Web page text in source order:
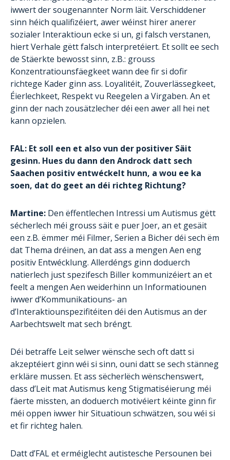
iwwert der sougenannter Norm läit. Verschiddener
sinn héich qualifizéiert, awer wéinst hirer anerer
sozialer Interaktioun ecke si un, gi falsch verstanen,
hiert Verhale gëtt falsch interpretéiert. Et sollt ee sech
de Stäerkte bewosst sinn, z.B.: grouss
Konzentratiounsfäegkeet wann dee fir si dofir
richtege Kader ginn ass. Loyalitéit, Zouverlässegkeet,
Éierlechkeet, Respekt vu Reegelen a Virgaben. An et
ginn der nach zousätzlecher déi een awer all hei net
kann opzielen.
FAL: Et soll een et also vun der positiver Säit
gesinn. Hues du dann den Androck datt sech
Saachen positiv entwéckelt hunn, a wou ee ka
soen, dat do geet an déi richteg Richtung?
Martine: Den ëffentlechen Intressi um Autismus gëtt
sécherlech méi grouss säit e puer Joer, an et gesäit
een z.B. ëmmer méi Filmer, Serien a Bicher déi sech ëm
dat Thema dréinen, an dat ass a mengen Aen eng
positiv Entwécklung. Allerdéngs ginn doduerch
natierlech just spezifesch Biller kommunizéiert an et
feelt a mengen Aen weiderhinn un Informatiounen
iwwer d’Kommunikatiouns- an
d’Interaktiounspezifitéiten déi den Autismus an der
Aarbechtswelt mat sech bréngt.
Déi betraffe Leit selwer wënsche sech oft datt si
akzeptéiert ginn wéi si sinn, ouni datt se sech stänneg
erkläre mussen. Et ass sëcherlëch wënschenswert,
dass d’Leit mat Autismus keng Stigmatiséierung méi
fäerte missten, an doduerch motivéiert kéinte ginn fir
méi oppen iwwer hir Situatioun schwätzen, sou wéi si
et fir richteg halen.
Datt d’FAL et erméiglecht autistesche Persounen bei